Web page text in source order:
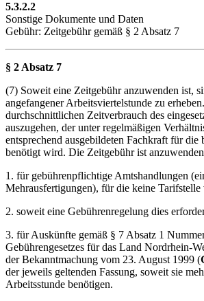
5.3.2.2
Sonstige Dokumente und Daten
Gebühr: Zeitgebühr gemäß § 2 Absatz 7
§ 2 Absatz 7
(7) Soweit eine Zeitgebühr anzuwenden ist,
angefangener Arbeitsviertelstunde zu
durchschnittlichen Zeitverbrauch des
auszugehen, der unter regelmäßigen
entsprechend ausgebildeten Fachkraft für die
benötigt wird. Die Zeitgebühr ist anzuwenden
1. für gebührenpflichtige Amtshandlungen
Mehrausfertigungen), für die keine Tarifstelle
2. soweit eine Gebührenregelung dies
3. für Auskünfte gemäß § 7 Absatz 1
Gebührengesetzes für das Land Nordrhein-
der Bekanntmachung vom 23. August 1999 (
der jeweils geltenden Fassung, soweit sie
Arbeitsstunde benötigen.